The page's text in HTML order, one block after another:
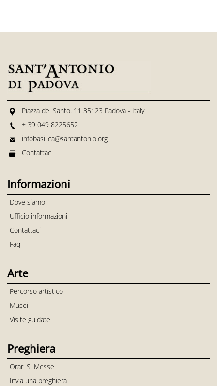
Piazza del Santo, 11 35123 Padova - Italy
+ 39 049 8225652
infobasilica@santantonio.org
Contattaci
Informazioni
Dove siamo
Ufficio informazioni
Contattaci
Faq
Arte
Percorso artistico
Musei
Visite guidate
Preghiera
Orari S. Messe
Invia una preghiera